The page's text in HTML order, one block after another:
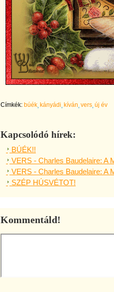
Címkék: búék kányádi kíván vers új év
Kapcsolódó hírek:
BÚÉK!!
VERS - Charles Baudelaire: A
VERS - Charles Baudelaire: A
SZÉP HÚSVÉTOT!
Kommentáld!